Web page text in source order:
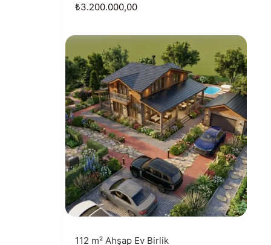
₺3.200.000,00
112 m² Ahşap Ev Birlik